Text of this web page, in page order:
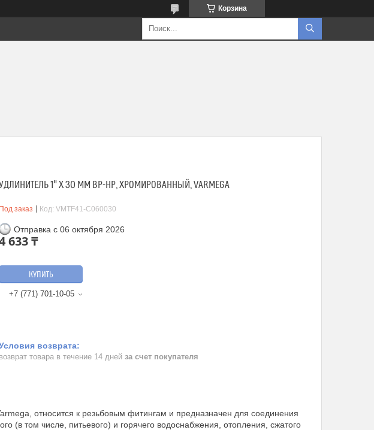
Корзина
1" X 30 ММ ВР-НР, ХРОМИРОВАННЫЙ, VARMEGA
Под заказ Код: VMTF41-C060030
Отправка с 06 октября 2026
633 ₸
КУПИТЬ
+7 (771) 701-10-05
возврат товара в течение 14 дней за счет покупателя
относится к резьбовым фитингам и предназначен для соединения
(в том числе, питьевого) и горячего водоснабжения, отопления, сжатого